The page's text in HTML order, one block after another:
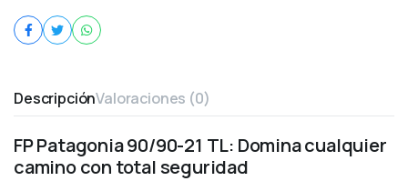
DescripciónValoraciones (0)
FP Patagonia 90/90-21 TL: Domina cualquier
camino con total seguridad